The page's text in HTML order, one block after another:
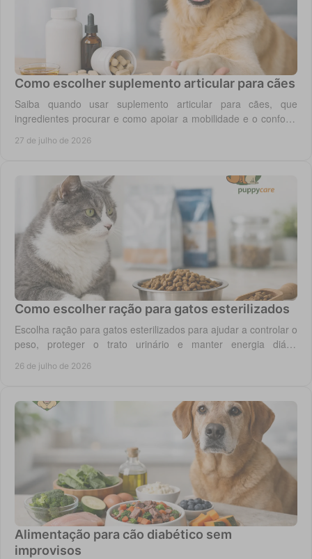
Como escolher suplemento articular para cães
Saiba quando usar suplemento articular para cães, que
ingredientes procurar e como apoiar a mobilidade e o conforto
27 de julho de 2026
Como escolher ração para gatos esterilizados
Escolha ração para gatos esterilizados para ajudar a controlar o
peso, proteger o trato urinário e manter energia diária
26 de julho de 2026
Alimentação para cão diabético sem
improvisos